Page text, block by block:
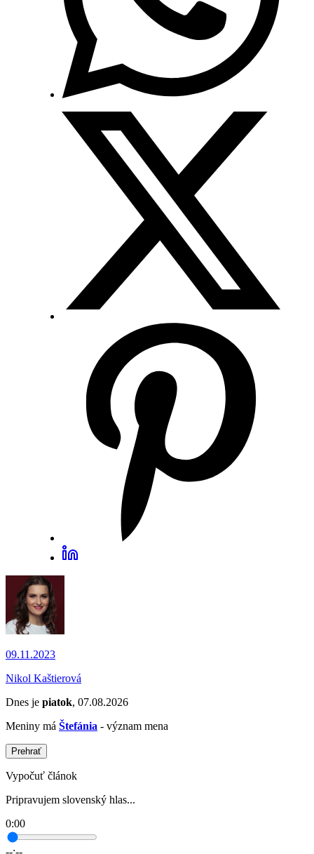
09.11.2023
Nikol Kaštierová
Dnes je piatok, 07.08.2026
Meniny má Štefánia - význam mena
Prehrať
Vypočuť článok
Pripravujem slovenský hlas...
0:00